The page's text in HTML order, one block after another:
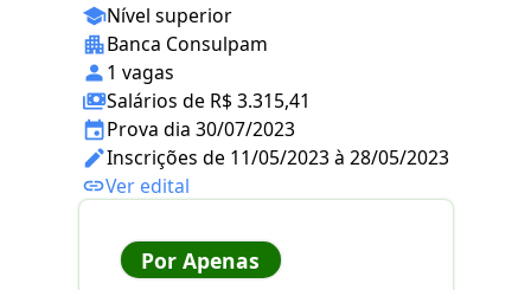
Nível superior
Banca Consulpam
1 vagas
Salários de R$ 3.315,41
Prova dia 30/07/2023
Inscrições de 11/05/2023 à 28/05/2023
Ver edital
Por Apenas